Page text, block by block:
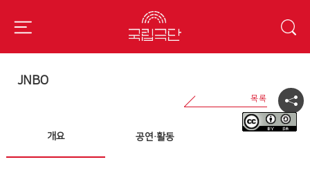
JNBO
개요 공연·활동